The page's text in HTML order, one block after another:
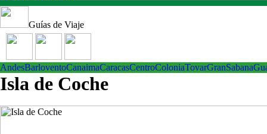
Guías de Viaje
AndesBarloventoCanaimaCaracasCentroColoniaTovarGranSabana
Isla de Coche